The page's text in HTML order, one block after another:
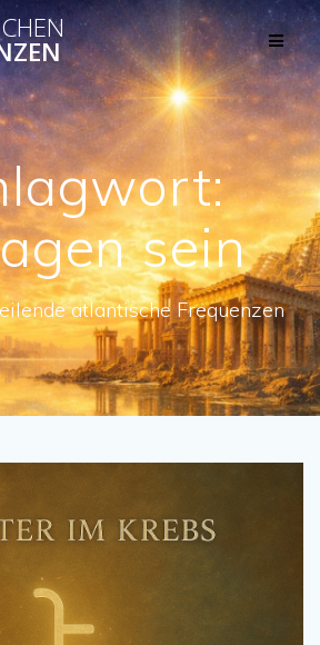
Skip
to
content
sein
atlantische Frequenzen